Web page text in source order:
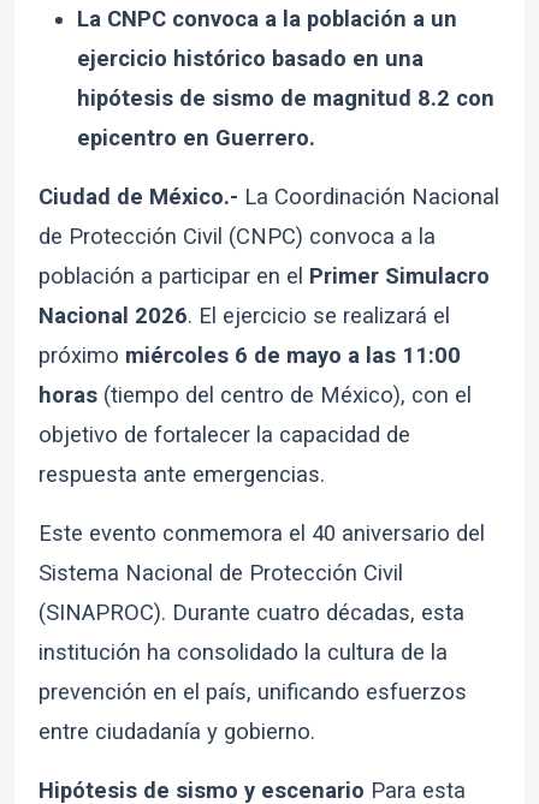
La CNPC convoca a la población a un
ejercicio histórico basado en una
hipótesis de sismo de magnitud 8.2 con
epicentro en Guerrero.
Ciudad de México.- La Coordinación Nacional
de Protección Civil (CNPC) convoca a la
población a participar en el Primer Simulacro
Nacional 2026. El ejercicio se realizará el
próximo miércoles 6 de mayo a las 11:00
horas (tiempo del centro de México), con el
objetivo de fortalecer la capacidad de
respuesta ante emergencias.
Este evento conmemora el 40 aniversario del
Sistema Nacional de Protección Civil
(SINAPROC). Durante cuatro décadas, esta
institución ha consolidado la cultura de la
prevención en el país, unificando esfuerzos
entre ciudadanía y gobierno.
Hipótesis de sismo y escenario Para esta